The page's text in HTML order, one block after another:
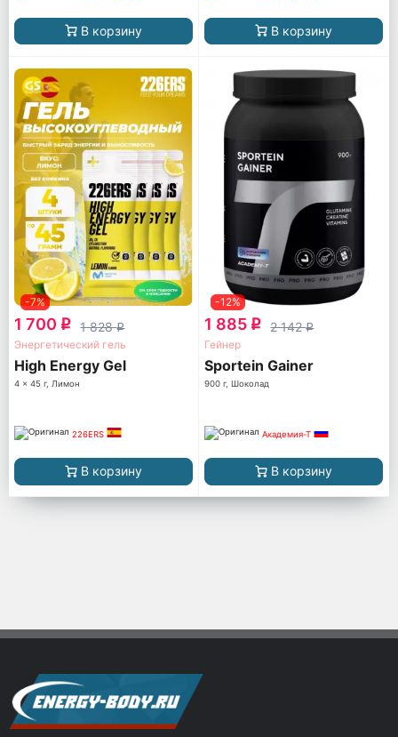
В корзину В корзину
-7%
1 700 q 1 828q
Энергетический гель
High Energy Gel
4 x 45 г, Лимон
226ERS
В корзину
-12%
1 885 q 2 142q
Гейнер
Sportein Gainer
900 г, Шоколад
Академия-Т
В корзину